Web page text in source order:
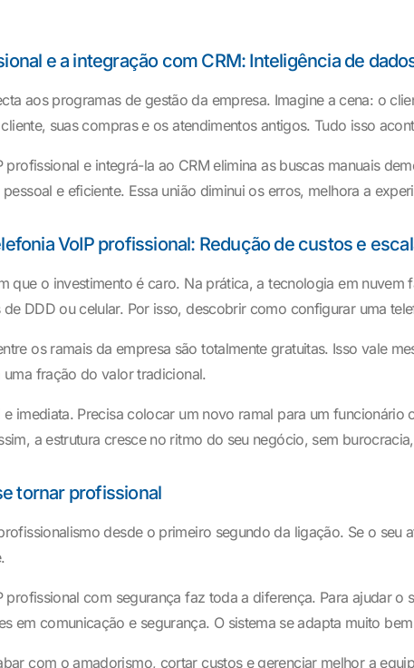
e a integração com CRM: Inteligência de
aos programas de gestão da empresa. Imagine a cena: o
suas compras e os atendimentos antigos. Tudo isso
e integrá-la ao CRM elimina as buscas manuais
e eficiente. Essa união diminui os erros, melhora a
VoIP profissional: Redução de custos e
que o investimento é caro. Na prática, a tecnologia em
DDD ou celular. Por isso, descobrir como configurar uma
os ramais da empresa são totalmente gratuitas. Isso vale
fração do valor tradicional.
imediata. Precisa colocar um novo ramal para um
a estrutura cresce no ritmo do seu negócio, sem
tornar profissional
desde o primeiro segundo da ligação. Se o
com segurança faz toda a diferença. Para ajudar o
em comunicação e segurança. O sistema se adapta muito
com o amadorismo, cortar custos e gerenciar melhor a